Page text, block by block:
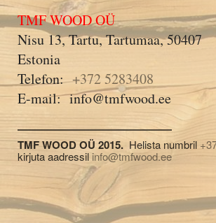
TMF WOOD OÜ
Nisu 13, Tartu, Tartumaa, 50407
Estonia
Telefon:+372 5283408
E-mail: info@tmfwood.ee
TMF WOOD OÜ 2015. Helista numbril
kirjuta aadressilinfo@tmfwood.ee